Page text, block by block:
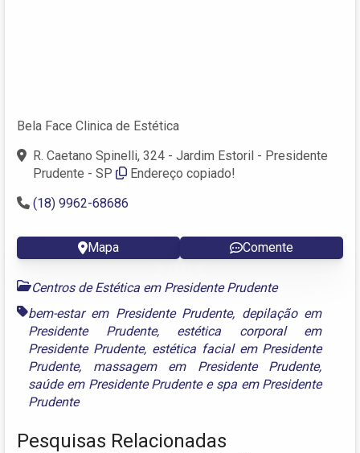
Bela Face Clinica de Estética
R. Caetano Spinelli, 324 - Jardim Estoril - Presidente
Prudente - SP
Endereço copiado!
(18) 9962-68686
Mapa Comente
Centros de Estética em Presidente Prudente
bem-estar em Presidente Prudente, depilação em
Presidente Prudente, estética corporal em
Presidente Prudente, estética facial em Presidente
Prudente, massagem em Presidente Prudente,
saúde em Presidente Prudentee spa em Presidente
Prudente
Pesquisas Relacionadas